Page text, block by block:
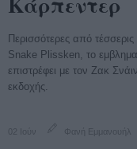
Περισσότερες από
Snake Plissken, το
επιστρέφει με τον Ζακ
εκδοχής.
02 Ιούν Φανή Εμμανουήλ